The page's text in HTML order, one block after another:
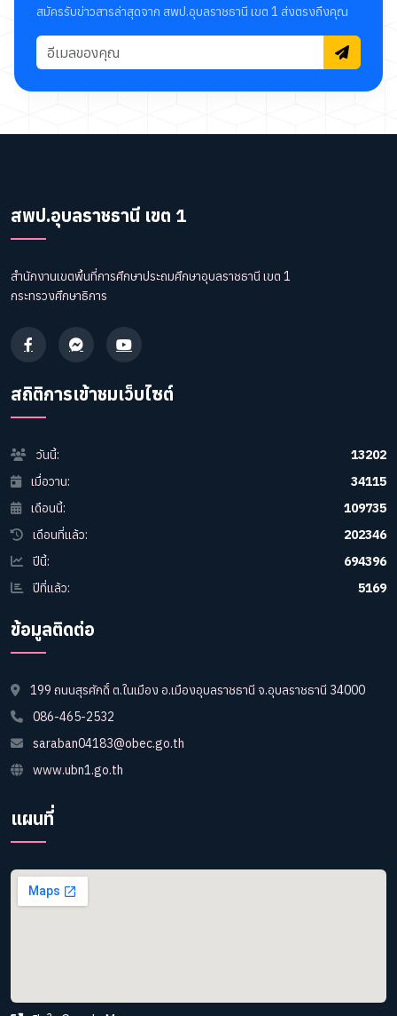
สมัครรับข่าวสารล่าสุดจาก สพป.อุบลราชธานี เขต 1 ส่งตรงถึงคุณ
สพป.อุบลราชธานี เขต 1
สำนักงานเขตพื้นที่การศึกษาประถมศึกษาอุบลราชธานี เขต 1
กระทรวงศึกษาธิการ
สถิติการเข้าชมเว็บไซต์
วันนี้:
13202
เมื่อวาน:
34115
เดือนนี้:
109735
เดือนที่แล้ว:
202346
ปีนี้:
694396
ปีที่แล้ว:
5169
ข้อมูลติดต่อ
199 ถนนสุรศักดิ์ ต.ในเมือง อ.เมืองอุบลราชธานี จ.อุบลราชธานี 34000
086-465-2532
saraban04183@obec.go.th
www.ubn1.go.th
แผนที่